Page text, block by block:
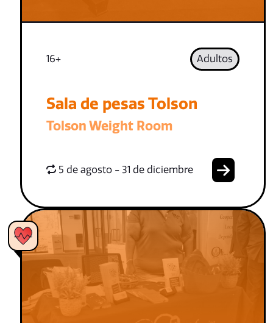
16+ Adultos
Sala de pesas Tolson
Tolson Weight Room
5 de agosto - 31 de diciembre